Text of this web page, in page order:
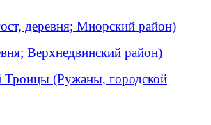
деревня; Миорский район)
Верхнедвинский район)
Троицы (Ружаны, городской